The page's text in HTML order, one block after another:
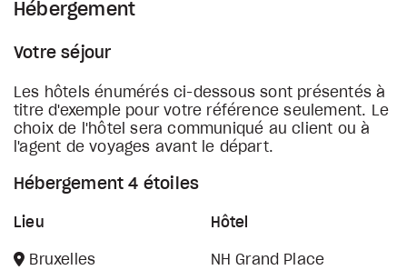
Hébergement
Votre séjour
Les hôtels énumérés ci-dessous sont présentés à
titre d'exemple pour votre référence seulement. Le
choix de l'hôtel sera communiqué au client ou à
l'agent de voyages avant le départ.
Hébergement 4 étoiles
Lieu Hôtel
Bruxelles
NH Grand Place